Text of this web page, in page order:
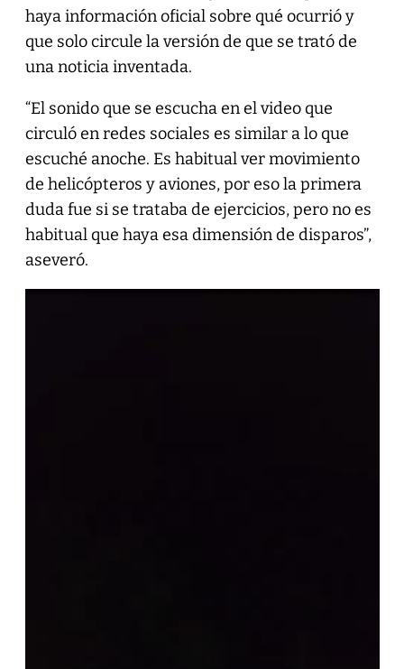
haya información oficial sobre qué ocurrió y
que solo circule la versión de que se trató de
una noticia inventada.
“El sonido que se escucha en el video que
circuló en redes sociales es similar a lo que
escuché anoche. Es habitual ver movimiento
de helicópteros y aviones, por eso la primera
duda fue si se trataba de ejercicios, pero no es
habitual que haya esa dimensión de disparos”,
aseveró.